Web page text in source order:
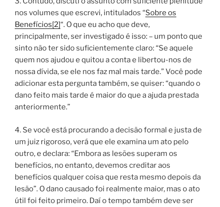
nos volumes que escrevi, intitulados “Sobre os
Benefícios[2]“. O que eu acho que deve,
principalmente, ser investigado é isso: – um ponto que
sinto não ter sido suficientemente claro: “Se aquele
quem nos ajudou e quitou a conta e libertou-nos de
nossa dívida, se ele nos faz mal mais tarde.” Você pode
adicionar esta pergunta também, se quiser: “quando o
dano feito mais tarde é maior do que a ajuda prestada
anteriormente.”
4. Se você está procurando a decisão formal e justa de
um juiz rigoroso, verá que ele examina um ato pelo
outro, e declara: “Embora as lesões superam os
benefícios, no entanto, devemos creditar aos
benefícios qualquer coisa que resta mesmo depois da
lesão”. O dano causado foi realmente maior, mas o ato
útil foi feito primeiro. Daí o tempo também deve ser